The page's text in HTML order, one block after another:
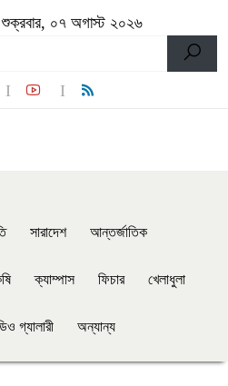
শুক্রবার, ০৭ অগাস্ট ২০২৬
সারাদেশ আন্তর্জাতিক
ক্যাম্পাস ফিচার খেলাধুলা
গ্যালারী অন্যান্য